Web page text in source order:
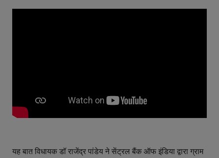
यह बात विधायक डॉ राजेंद्र पांडेय ने सेंट्रल बैंक ऑफ इंडिया द्वारा ग्राम